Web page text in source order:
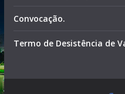
Convocação.
Termo de Desistência de